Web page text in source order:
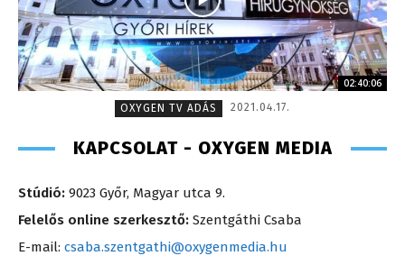
02:40:06
OXYGEN TV ADÁS
2021.04.17.
KAPCSOLAT - OXYGEN MEDIA
Stúdió: 9023 Győr, Magyar utca 9.
Felelős online szerkesztő: Szentgáthi Csaba
E-mail: csaba.szentgathi@oxygenmedia.hu